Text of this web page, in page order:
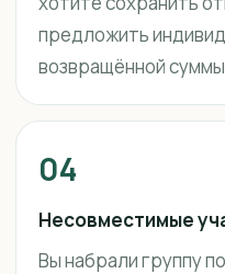
предложить
возвращённой
04
Несовместимые
Вы набрали группу